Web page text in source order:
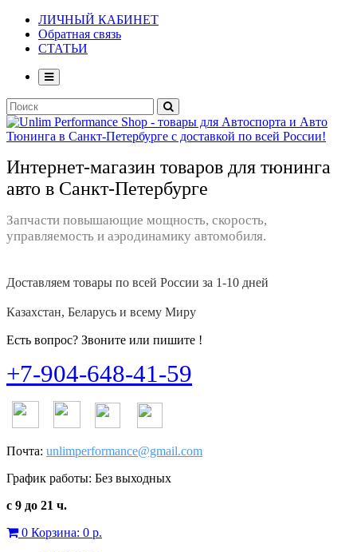
ЛИЧНЫЙ КАБИНЕТ
Обратная связь
СТАТЬИ
Интернет-магазин товаров для тюнинга
авто в Санкт-Петербурге
Запчасти повышающие мощность, скорость,
управляемость и аэродинамику автомобиля.
Доставляем товары по всей России за 1-10 дней
Казахстан, Беларусь и всему Миру
Есть вопрос? Звоните или пишите !
+7-904-648-41-59
Почта: unlimperformance@gmail.com
График работы: Без выходных
с 9 до 21 ч.
0 Корзина: 0 р.